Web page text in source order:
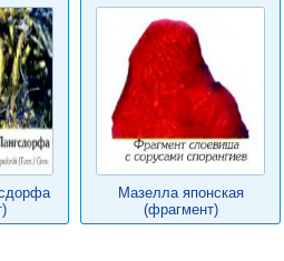
Мазелла японская
(фрагмент)